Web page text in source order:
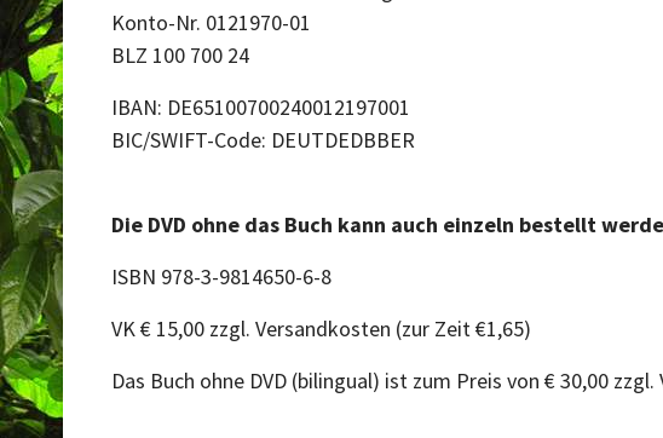
Konto-Nr. 0121970-01
BLZ 100 700 24
IBAN: DE65100700240012197001
BIC/SWIFT-Code: DEUTDEDBBER
Die DVD ohne das Buch kann auch einzeln bestellt
ISBN 978-3-9814650-6-8
VK € 15,00 zzgl. Versandkosten (zur Zeit €1,65)
Das Buch ohne DVD (bilingual) ist zum Preis von € 30,00